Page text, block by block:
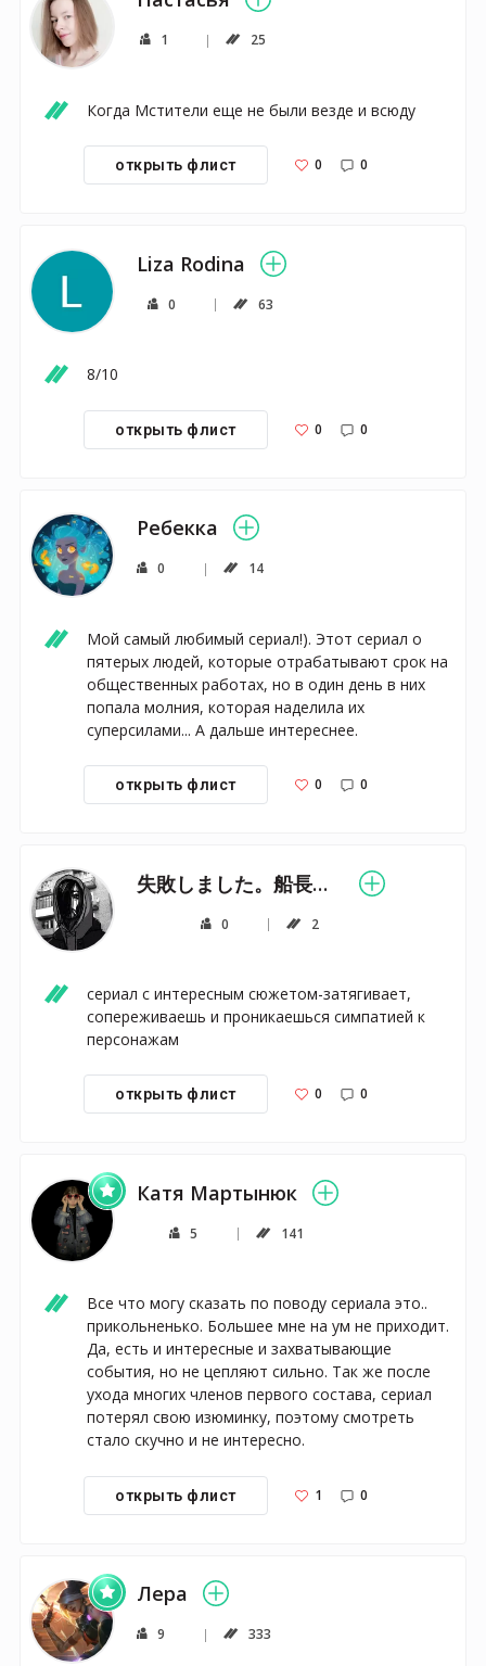
1 25
Когда Мстители еще не были везде и всюду
открыть флист 0 0
Liza Rodina
0 63
8/10
открыть флист 0 0
Ребекка
0 14
Мой самый любимый сериал!). Этот сериал о
пятерых людей, которые отрабатывают срок на
общественных работах, но в один день в них
попала молния, которая наделила их
суперсилами... А дальше интереснее.
открыть флист 0 0
失敗しました。船長は 失敗しました。船長は
0 2
сериал с интересным сюжетом-затягивает,
сопереживаешь и проникаешься симпатией к
персонажам
открыть флист 0 0
Катя Мартынюк
5 141
Все что могу сказать по поводу сериала это..
прикольненько. Большее мне на ум не приходит.
Да, есть и интересные и захватывающие
события, но не цепляют сильно. Так же после
ухода многих членов первого состава, сериал
потерял свою изюминку, поэтому смотреть
стало скучно и не интересно.
открыть флист 1 0
Лера
9 333